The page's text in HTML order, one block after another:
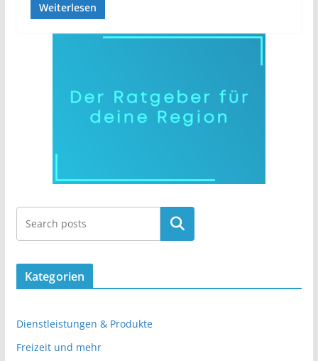
Weiterlesen
Kategorien
Dienstleistungen & Produkte
Freizeit und mehr